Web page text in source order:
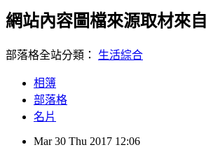
網站內容圖檔來源取材來
部落格全站分類： 生活綜合
相簿
部落格
名片
Mar 30 Thu 2017 12:06